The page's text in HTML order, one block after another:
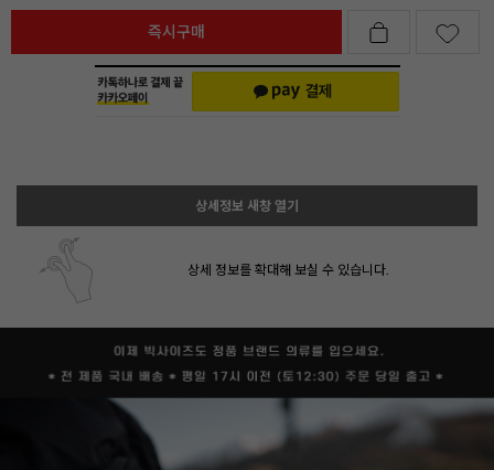
즉시구매
상세정보 새창 열기
상세 정보를 확대해 보실 수 있습니다.